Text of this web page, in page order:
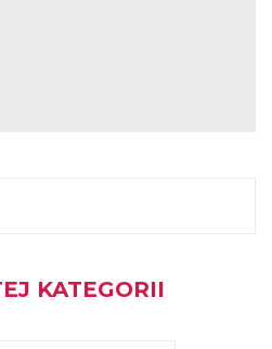
KATEGORII